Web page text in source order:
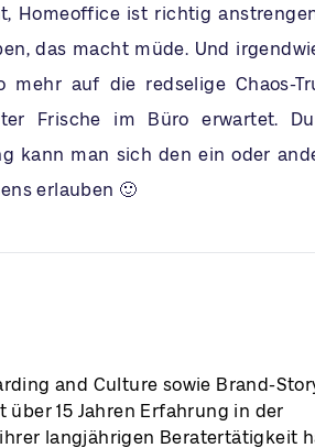
Homeoffice ist richtig
das macht müde. Und
mehr auf die redselige Chaos-
Frische im Büro erwartet.
kann man sich den ein oder
erlauben 🙂
and Culture sowie Brand-
15 Jahren Erfahrung in der
langjährigen Beratertätigkeit